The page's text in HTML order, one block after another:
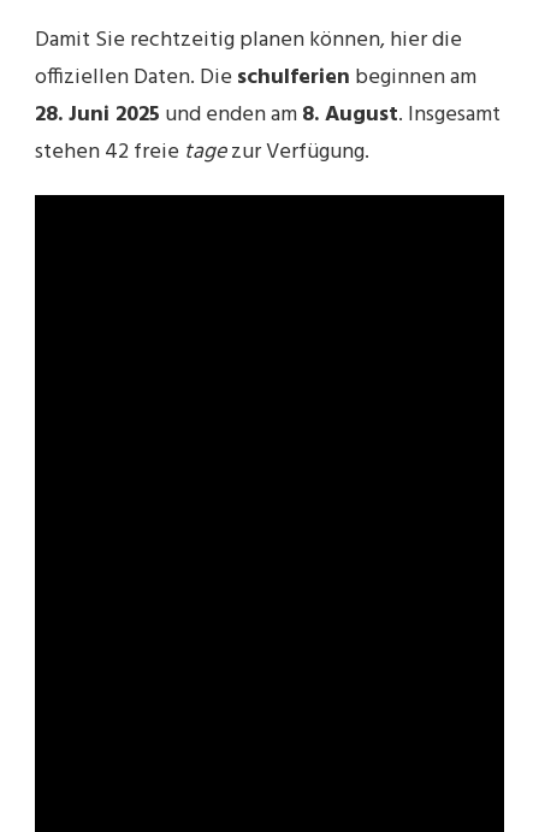
Damit Sie rechtzeitig planen können, hier die
offiziellen Daten. Die schulferien beginnen am
28. Juni 2025 und enden am8. August. Insgesamt
stehen 42 freie tagezur Verfügung.